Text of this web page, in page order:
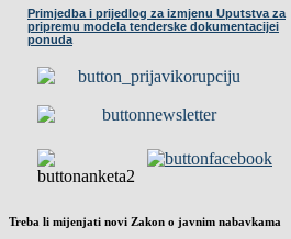
Primjedba i prijedlog za izmjenu Uputstva za
pripremu modela tenderske dokumentacijei
ponuda
Treba li mijenjati novi Zakon o javnim nabavkama